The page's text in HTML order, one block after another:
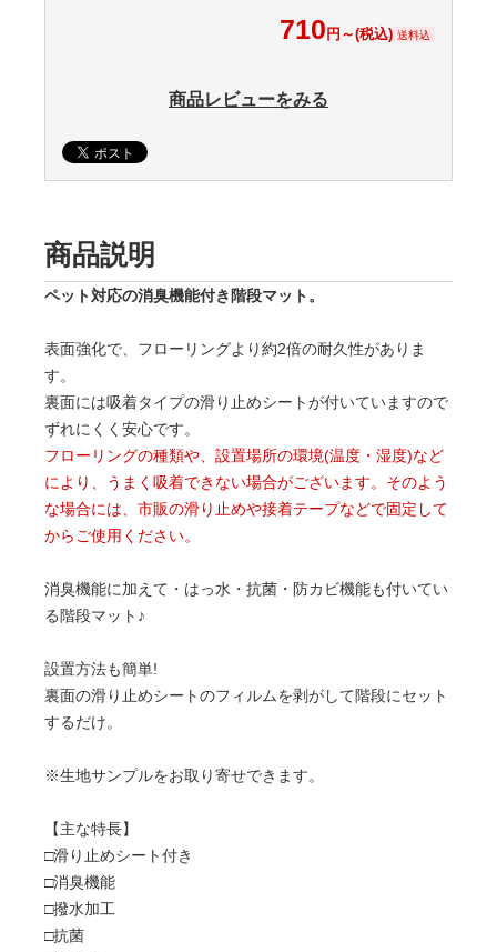
710 円～(税込) 送料込
商品レビューをみる
商品説明
ペット対応の消臭機能付き階段マット。
表面強化で、フローリングより約2倍の耐久性がありま
す。
裏面には吸着タイプの滑り止めシートが付いていますので
ずれにくく安心です。
フローリングの種類や、設置場所の環境(温度・湿度)など
により、うまく吸着できない場合がございます。そのよう
な場合には、市販の滑り止めや接着テープなどで固定して
からご使用ください。
消臭機能に加えて・はっ水・抗菌・防カビ機能も付いてい
る階段マット♪
設置方法も簡単!
裏面の滑り止めシートのフィルムを剥がして階段にセット
するだけ。
※生地サンプルをお取り寄せできます。
【主な特長】
□滑り止めシート付き
□消臭機能
□撥水加工
□抗菌